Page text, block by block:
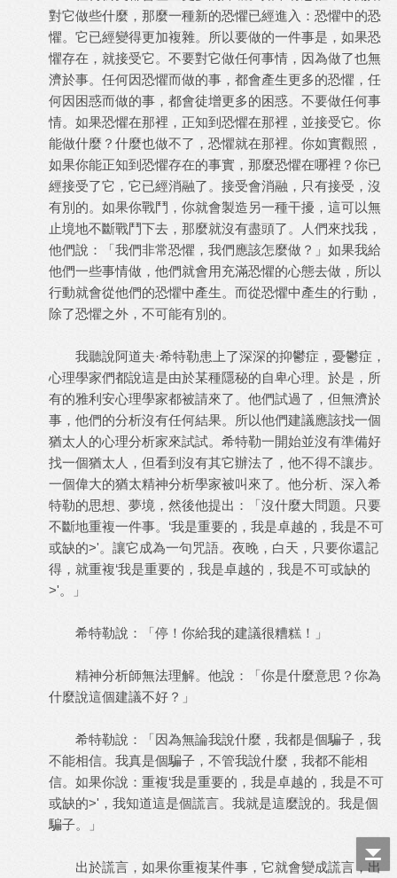
對它做些什麼，那麼一種新的恐懼已經進入：恐懼中的恐
懼。它已經變得更加複雜。所以要做的一件事是，如果恐
懼存在，就接受它。不要對它做任何事情，因為做了也無
濟於事。任何因恐懼而做的事，都會產生更多的恐懼，任
何因困惑而做的事，都會徒增更多的困惑。不要做任何事
情。如果恐懼在那裡，正知到恐懼在那裡，並接受它。你
能做什麼？什麼也做不了，恐懼就在那裡。你如實觀照，
如果你能正知到恐懼存在的事實，那麼恐懼在哪裡？你已
經接受了它，它已經消融了。接受會消融，只有接受，沒
有別的。如果你戰鬥，你就會製造另一種干擾，這可以無
止境地不斷戰鬥下去，那麼就沒有盡頭了。人們來找我，
他們說：「我們非常恐懼，我們應該怎麼做？」如果我給
他們一些事情做，他們就會用充滿恐懼的心態去做，所以
行動就會從他們的恐懼中產生。而從恐懼中產生的行動，
除了恐懼之外，不可能有別的。
我聽說阿道夫·希特勒患上了深深的抑鬱症，憂鬱症，
心理學家們都說這是由於某種隱秘的自卑心理。於是，所
有的雅利安心理學家都被請來了。他們試過了，但無濟於
事，他們的分析沒有任何結果。所以他們建議應該找一個
猶太人的心理分析家來試試。希特勒一開始並沒有準備好
找一個猶太人，但看到沒有其它辦法了，他不得不讓步。
一個偉大的猶太精神分析學家被叫來了。他分析、深入希
特勒的思想、夢境，然後他提出：「沒什麼大問題。只要
不斷地重複一件事。‘我是重要的，我是卓越的，我是不可
或缺的>'。讓它成為一句咒語。夜晚，白天，只要你還記
得，就重複‘我是重要的，我是卓越的，我是不可或缺的
>'。」
希特勒說：「停！你給我的建議很糟糕！」
精神分析師無法理解。他說：「你是什麼意思？你為
什麼說這個建議不好？」
希特勒說：「因為無論我說什麼，我都是個騙子，我
不能相信。我真是個騙子，不管我說什麼，我都不能相
信。如果你說：重複‘我是重要的，我是卓越的，我是不可
或缺的>'，我知道這是個謊言。我就是這麼說的。我是個
騙子。」
出於謊言，如果你重複某件事，它就會變成謊言，出